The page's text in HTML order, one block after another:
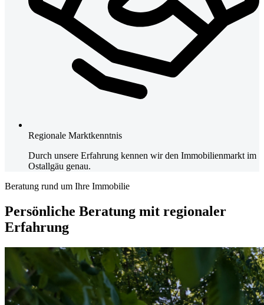
Regionale Marktkenntnis
Durch unsere Erfahrung kennen wir den Immobilienmarkt im
Ostallgäu genau.
Beratung rund um Ihre Immobilie
Persönliche Beratung mit regionaler
Erfahrung